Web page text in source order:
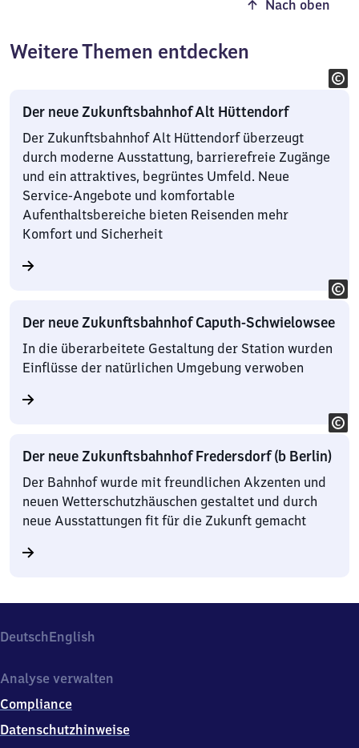
Nach oben
Weitere Themen entdecken
Der neue Zukunftsbahnhof Alt Hüttendorf
Der Zukunftsbahnhof Alt Hüttendorf überzeugt
durch moderne Ausstattung, barrierefreie Zugänge
und ein attraktives, begrüntes Umfeld. Neue
Service-Angebote und komfortable
Aufenthaltsbereiche bieten Reisenden mehr
Komfort und Sicherheit
Der neue Zukunftsbahnhof Caputh-Schwielowsee
In die überarbeitete Gestaltung der Station wurden
Einflüsse der natürlichen Umgebung verwoben
Der neue Zukunftsbahnhof Fredersdorf (b Berlin)
Der Bahnhof wurde mit freundlichen Akzenten und
neuen Wetterschutzhäuschen gestaltet und durch
neue Ausstattungen fit für die Zukunft gemacht
DeutschEnglish
Analyse verwalten
Compliance
Datenschutzhinweise